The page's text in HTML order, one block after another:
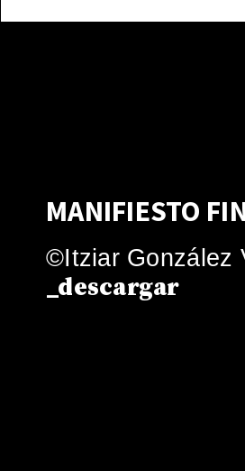
MANIFIESTO
©Itziar González
_descargar